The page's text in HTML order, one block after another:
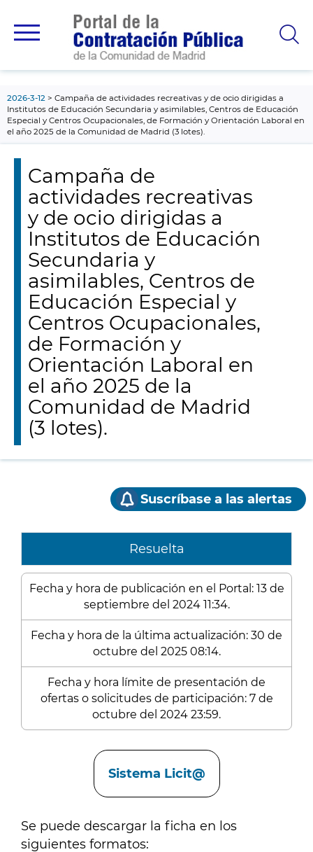
principal
2026-3-12
Campaña de actividades recreativas y de ocio dirigidas a
Institutos de Educación Secundaria y asimilables, Centros de Educación
Especial y Centros Ocupacionales, de Formación y Orientación Laboral en
el año 2025 de la Comunidad de Madrid (3 lotes).
Campaña de
actividades recreativas
y de ocio dirigidas a
Institutos de Educación
Secundaria y
asimilables, Centros de
Educación Especial y
Centros Ocupacionales,
de Formación y
Orientación Laboral en
el año 2025 de la
Comunidad de Madrid
(3 lotes).
Suscríbase a las alertas
Resuelta
Fecha y hora de publicación en el Portal: 13 de
septiembre del 2024 11:34.
Fecha y hora de la última actualización: 30 de
octubre del 2025 08:14.
Fecha y hora límite de presentación de
ofertas o solicitudes de participación: 7 de
octubre del 2024 23:59.
Sistema Licit@
Se puede descargar la ficha en los
siguientes formatos: